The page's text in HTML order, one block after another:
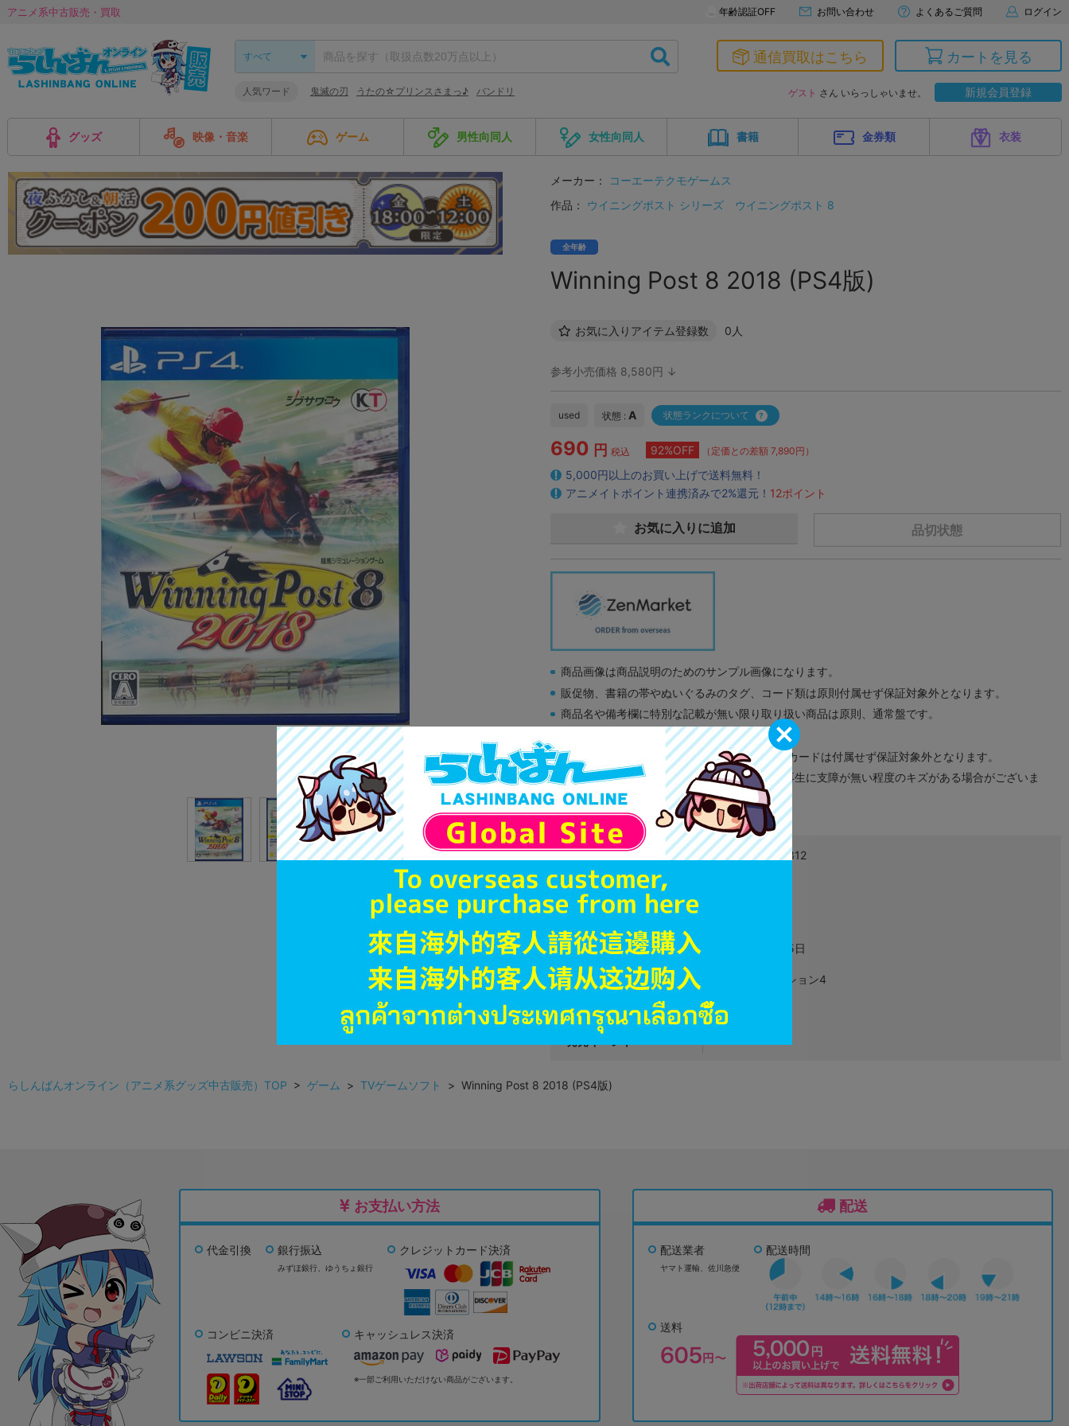
アニメ系中古販売・買取 年齢認証OFF お問い合わせ よくあるご質問 ログイン
人気ワード 鬼滅の刃 うたの☆プリンスさまっ♪ バンドリ
通信買取はこちら カートを見る
ゲスト さん いらっしゃいませ。 新規会員登録
グッズ 映像・音楽 ゲーム 男性向同人 女性向同人 書籍 金券類 衣装
メーカー：
コーエーテクモゲームス
作品：
ウイニングポスト シリーズ ウイニングポスト 8
全年齢
Winning Post 8 2018 (PS4版)
お気に入りアイテム登録数 0人
参考小売価格 8,580円 ↓
used 状態 : A 状態ランクについて
690 円 税込 92%OFF （定価との差額 7,890円）
5,000円以上のお買い上げで送料無料！
アニメイトポイント連携済みで2%還元！ 12ポイント
品切状態
お気に入りに追加
商品画像は商品説明のためのサンプル画像になります。
販促物、書籍の帯やぬいぐるみのタグ、コード類は原則付属せず保証対象外となります。
商品名や備考欄に特別な記載が無い限り取り扱い商品は原則、通常盤です。
「電池」は原則として保証対象外となります。
ゲーム機本体には、SDカードなどのメモリーカードは付属せず保証対象外となります。
ディスク類の読み取り面のキズに関しまして再生に支障が無い程度のキズがある場合がございま
す。
※詳細につきましてはコチラ
JANコード 4988615104312
商品番号
商品カテゴリ
発売日 2018年03月15日
ハード プレイステーション4
型番 PLJM-16146
発売イベント
らしんばんオンライン（アニメ系グッズ中古販売）TOP > ゲーム > TVゲームソフト > Winning Post 8 2018 (PS4版)
お支払い方法
代金引換 銀行振込
みずほ銀行、 ゆうちょ銀行
クレジットカード決済
コンビニ決済 キャッシュレス決済
※一部ご利用いただけない商品がございます。
配送
配送業者
ヤマト運輸、佐川急便
配送時間
送料